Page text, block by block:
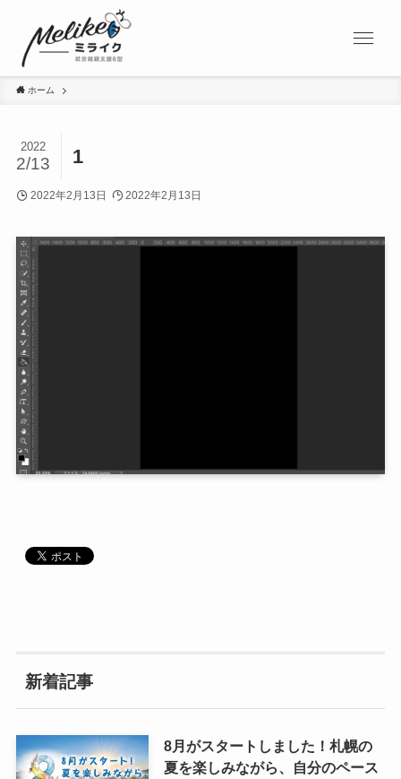
ホーム
1
2022
2/13
2022年2月13日 2022年2月13日
新着記事
8月がスタートしました！札幌の
夏を楽しみながら、自分のペース